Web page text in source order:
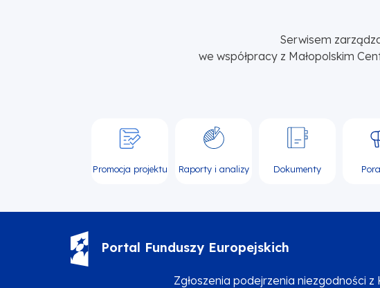
Serwisem
we współpracy z Małopolskim
Promocja projektu Raporty i analizy Dokumenty
Portal Funduszy Europejskich
Zgłoszenia podejrzenia niezgodności z